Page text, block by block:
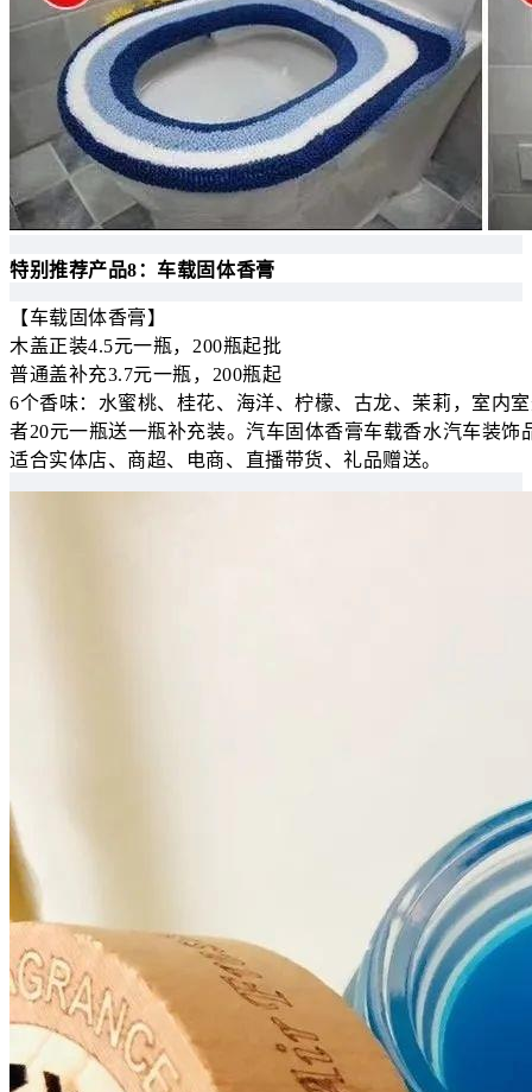
特别推荐产品8：车载固体香膏
【车载固体香膏】
木盖正装4.5元一瓶，200瓶起批
普通盖补充3.7元一瓶，200瓶起
6个香味：水蜜桃、桂花、海洋、柠檬、古龙、茉莉，室内
者20元一瓶送一瓶补充装。汽车固体香膏车载香水汽车装饰
适合实体店、商超、电商、直播带货、礼品赠送。